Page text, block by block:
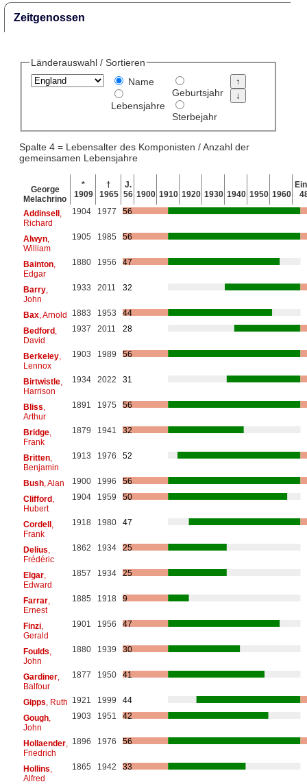
Zeitgenossen
Länderauswahl / Sortieren
Name
Lebensjahre
Geburtsjahr
Sterbejahr
Spalte 4 = Lebensalter des Komponisten / Anzahl der
gemeinsamen Lebensjahre
George
Melachrino
*
1909
†
1965
J.
56 1900 1910 1920 1930 1940 1950 1960
Addinsell ,
Richard
1904 1977 56
Alwyn,
William
1905 1985 56
Bainton,
Edgar
1880 1956 47
Barry,
John
1933 2011 32
Bax, Arnold 1883 1953
44
Bedford ,
David
1937 2011 28
Berkeley,
Lennox
1903 1989 56
Birtwistle,
Harrison
1934 2022 31
Bliss,
Arthur
1891 1975 56
Bridge,
Frank
1879 1941 32
Britten,
Benjamin
1913 1976 52
Bush, Alan 1900 1996
56
Clifford ,
Hubert
1904 1959 50
Cordell ,
Frank
1918 1980 47
Delius,
Frédéric
1862 1934 25
Elgar,
Edward
1857 1934 25
Farrar,
Ernest
1885 1918 9
Finzi,
Gerald
1901 1956 47
Foulds,
John
1880 1939 30
Gardiner,
Balfour
1877 1950 41
Gipps, Ruth 1921 1999
44
Gough,
John
1903 1951 42
Hollaender,
Friedrich
1896 1976 56
Hollins,
Alfred
1865 1942 33